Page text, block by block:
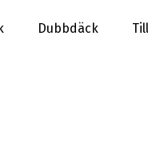
Dubbdäck